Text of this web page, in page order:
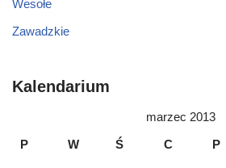
Wesołe
Zawadzkie
Kalendarium
marzec 2013
P
W Ś C P